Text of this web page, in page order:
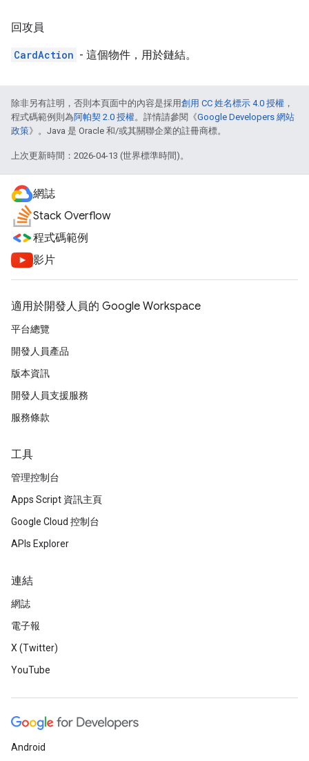
回攻員
CardAction - 這個物件，用於鏈結。
除非另有註明，否則本頁面中的內容是採用創用 CC 姓名標示 4.0 授權 ，
程式碼範例則為阿帕契 2.0 授權。詳情請參閱《Google Developers 網站
政策》。Java 是 Oracle 和/或其關聯企業的註冊商標。
上次更新時間：2026-04-13 (世界標準時間)。
網誌
Stack Overflow
程式碼範例
影片
適用於開發人員的 Google Workspace
平台總覽
開發人員產品
版本資訊
開發人員支援服務
服務條款
工具
管理控制台
Apps Script 資訊主頁
Google Cloud 控制台
APIs Explorer
連結
網誌
電子報
X (Twitter)
YouTube
Android